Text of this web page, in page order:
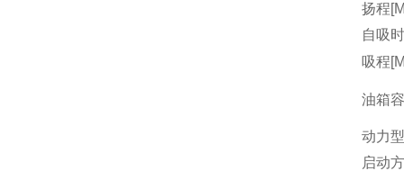
扬程
自吸
吸程
油箱
动力
启动